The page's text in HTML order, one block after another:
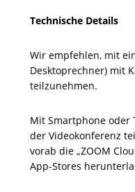
Technische Details
Wir empfehlen, mit
Desktoprechner) mit
teilzunehmen.
Mit Smartphone oder
der Videokonferenz
vorab die „ZOOM
App-Stores